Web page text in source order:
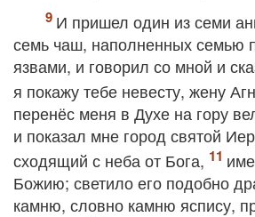
И пришел один из семи
семь чаш, наполненных семью
язвами, и говорил со мной и
я покажу тебе невесту, жену
перенёс меня в Духе на гору
и показал мне город святой
сходящий с неба от Бога,
Божию; светило его подобно
камню, словно камню яспису,